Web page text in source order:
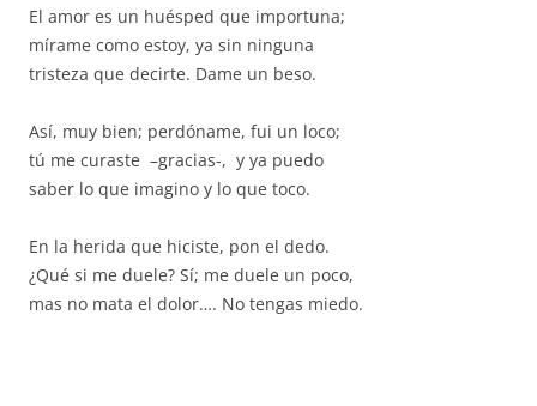
El amor es un huésped que importuna;
mírame como estoy, ya sin ninguna
tristeza que decirte. Dame un beso.
Así, muy bien; perdóname, fui un loco;
tú me curaste –gracias-, y ya puedo
saber lo que imagino y lo que toco.
En la herida que hiciste, pon el dedo.
¿Qué si me duele? Sí; me duele un poco,
mas no mata el dolor…. No tengas miedo.